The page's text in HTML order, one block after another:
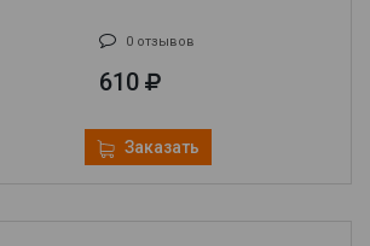
0 отзывов
610
Заказать